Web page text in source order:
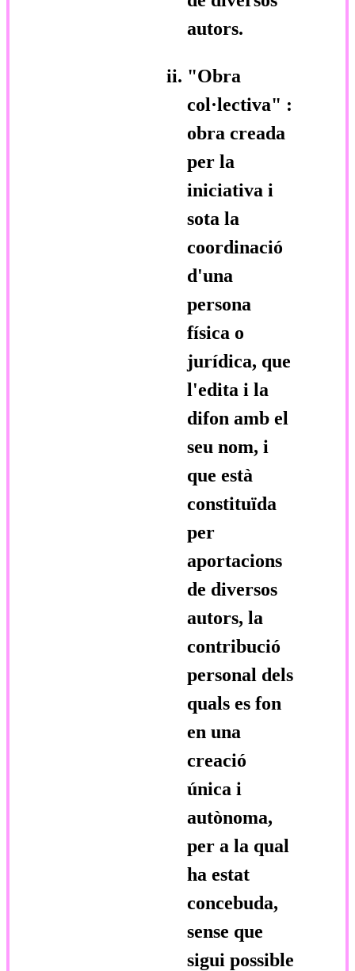
autors.
"Obra
col·lectiva" :
obra creada
per la
iniciativa i
sota la
coordinació
d'una
persona
física o
jurídica, que
l'edita i la
difon amb el
seu nom, i
que està
constituïda
per
aportacions
de diversos
autors, la
contribució
personal dels
quals es fon
en una
creació
única i
autònoma,
per a la qual
ha estat
concebuda,
sense que
sigui possible